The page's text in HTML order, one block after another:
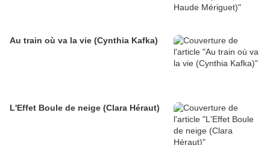
Au train où va la vie (Cynthia Kafka)
L'Effet Boule de neige (Clara Héraut)